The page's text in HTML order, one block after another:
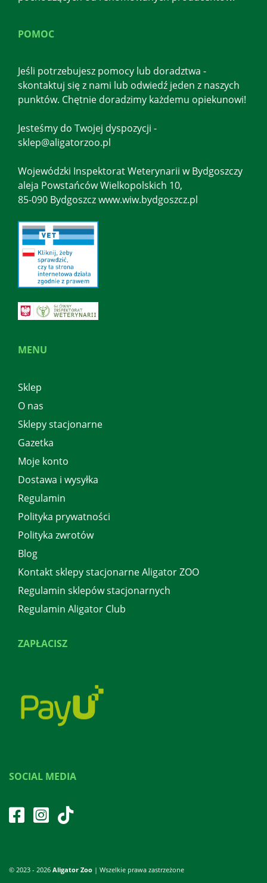
MENU
Sklep
O nas
Sklepy stacjonarne
Gazetka
Moje konto
Dostawa i wysyłka
Regulamin
Polityka prywatności
Polityka zwrotów
Blog
Kontakt sklepy stacjonarne Aligator ZOO
Regulamin sklepów stacjonarnych
Regulamin Aligator Club
ZAPŁACISZ
POMOC
Jeśli potrzebujesz pomocy lub doradztwa -
skontaktuj się z nami lub odwiedź jeden z naszych
punktów. Chętnie doradzimy każdemu opiekunowi!
Jesteśmy do Twojej dyspozycji -
sklep@aligatorzoo.pl
Wojewódzki Inspektorat Weterynarii w Bydgoszczy
aleja Powstańców Wielkopolskich 10,
85-090 Bydgoszcz www.wiw.bydgoszcz.pl
SOCIAL MEDIA
© 2023 - 2026 Aligator Zoo | Wszelkie prawa zastrzeżone